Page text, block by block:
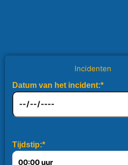
Incidenten
Datum van het incident:*
Tijdstip:*